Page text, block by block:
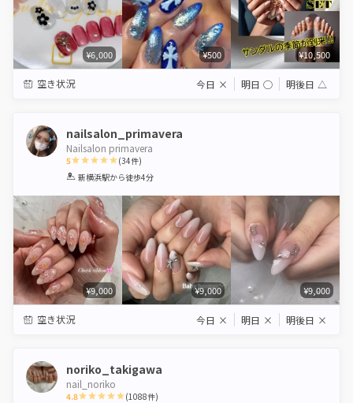
¥6,000 ¥500 ¥10,500
空き状況 今日 × 明日 ◯ 明後日 △
nailsalon_primavera
Nailsalon primavera
5
1 2 3 4 5
(34件)
新横浜駅から徒歩4分
¥9,000 ¥9,000 ¥9,000
空き状況 今日 × 明日 × 明後日 ×
noriko_takigawa
nail_noriko
4.8 (1088件)